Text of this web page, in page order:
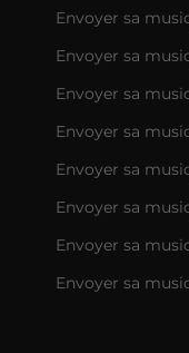
Envoyer sa
Envoyer sa
Envoyer sa
Envoyer sa
Envoyer sa
Envoyer sa
Envoyer sa
Envoyer sa